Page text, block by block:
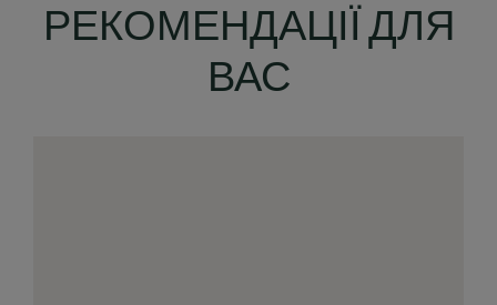
РЕКОМЕНДАЦІЇ ДЛЯ
ВАС